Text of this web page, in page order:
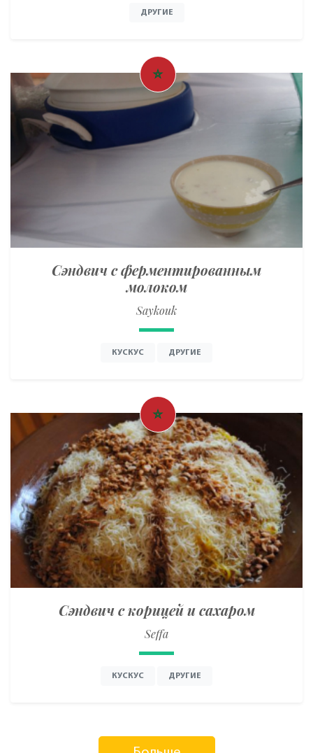
ДРУГИЕ
Сэндвич с ферментированным
молоком
Saykouk
КУСКУС ДРУГИЕ
Сэндвич с корицей и сахаром
Seffa
КУСКУС ДРУГИЕ